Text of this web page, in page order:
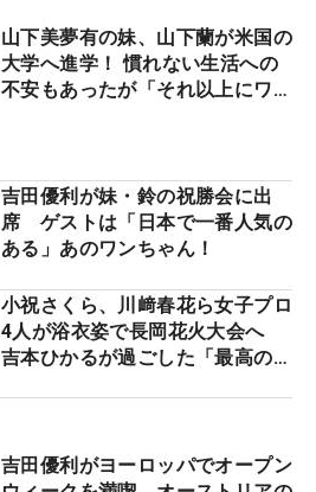
山下美夢有の妹、山下蘭が米国の
大学へ進学！ 慣れない生活への
不安もあったが「それ以上にワク
吉田優利が妹・鈴の祝勝会に出
席 ゲストは「日本で一番人気の
ある」あのワンちゃん！
小祝さくら、川﨑春花ら女子プロ
4人が浴衣姿で長岡花火大会へ
吉本ひかるが過ごした「最高の夏
吉田優利がヨーロッパでオープン